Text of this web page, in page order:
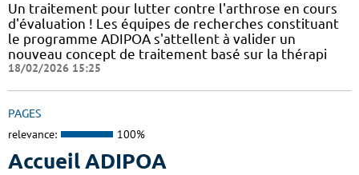
Un traitement pour lutter contre l'arthrose en cours
d'évaluation ! Les équipes de recherches constituant
le programme ADIPOA s'attellent à valider un
nouveau concept de traitement basé sur la thérapi
18/02/2026 15:25
PAGES
relevance: 100%
Accueil ADIPOA